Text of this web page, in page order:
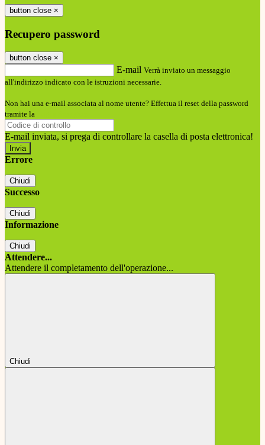
button close ×
Recupero password
button close ×
E-mail Verrà inviato un messaggio
all'indirizzo indicato con le istruzioni necessarie.
Non hai una e-mail associata al nome utente? Effettua il reset della password
tramite la
E-mail inviata, si prega di controllare la casella di posta elettronica!
Errore
Chiudi
Successo
Chiudi
Informazione
Chiudi
Attendere...
Attendere il completamento dell'operazione...
Chiudi